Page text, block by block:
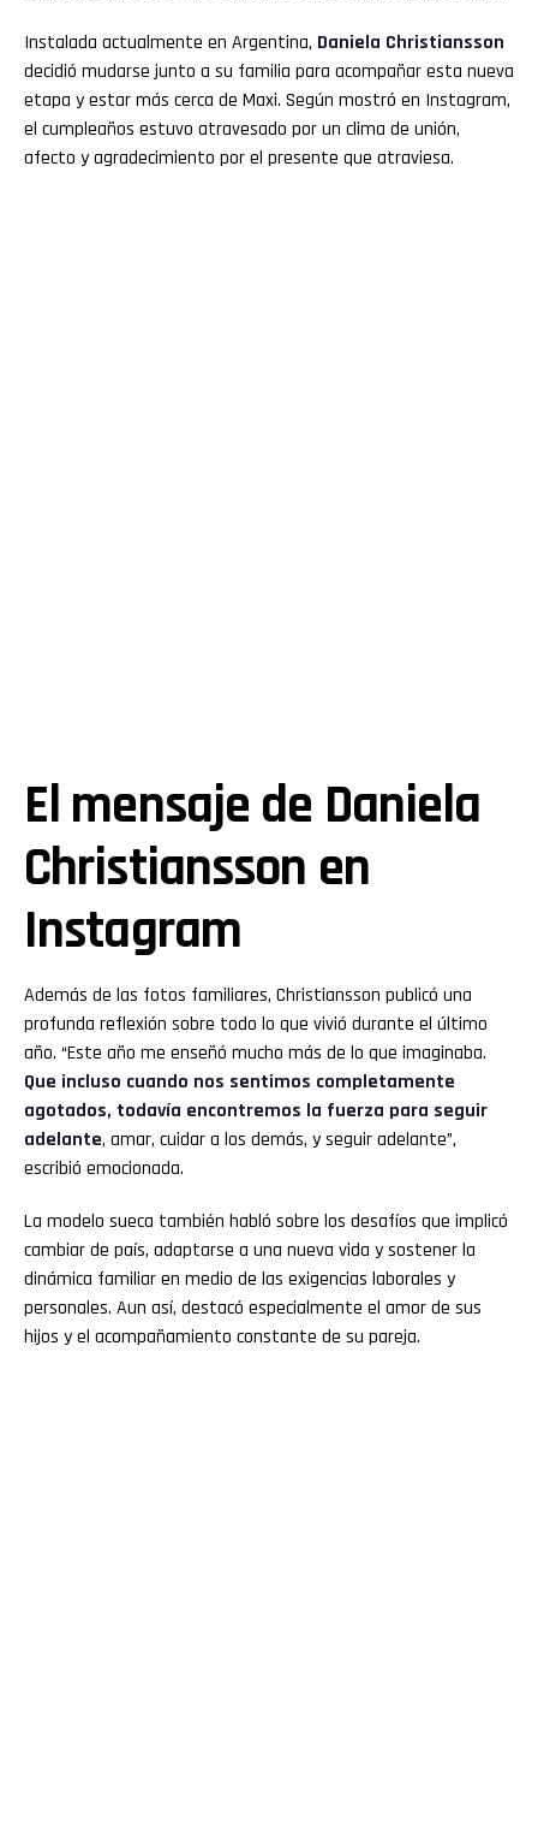
Instalada actualmente en Argentina, Daniela Christiansson
decidió mudarse junto a su familia para acompañar esta nueva
etapa y estar más cerca de Maxi. Según mostró en Instagram,
el cumpleaños estuvo atravesado por un clima de unión,
afecto y agradecimiento por el presente que atraviesa.
El mensaje de Daniela
Christiansson en
Instagram
Además de las fotos familiares, Christiansson publicó una
profunda reflexión sobre todo lo que vivió durante el último
año. “Este año me enseñó mucho más de lo que imaginaba.
Que incluso cuando nos sentimos completamente
agotados, todavía encontremos la fuerza para seguir
adelante, amar, cuidar a los demás, y seguir adelante”,
escribió emocionada.
La modelo sueca también habló sobre los desafíos que implicó
cambiar de país, adaptarse a una nueva vida y sostener la
dinámica familiar en medio de las exigencias laborales y
personales. Aun así, destacó especialmente el amor de sus
hijos y el acompañamiento constante de su pareja.